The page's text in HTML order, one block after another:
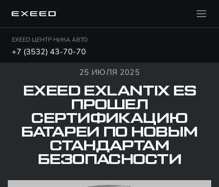
EXEED ЦЕНТР НИКА АВТО
+7 (3532) 43-70-70
25 ИЮЛЯ 2025
EXEED EXLANTIX ES
ПРОШЕЛ
СЕРТИФИКАЦИЮ
БАТАРЕИ ПО НОВЫМ
СТАНДАРТАМ
БЕЗОПАСНОСТИ